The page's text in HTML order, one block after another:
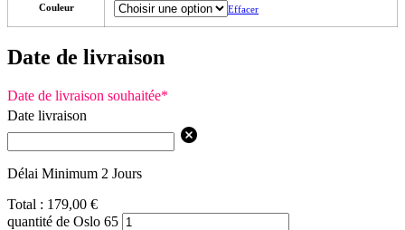
Couleur Effacer
Date de livraison
Date de livraison souhaitée*
Date livraison
Délai Minimum 2 Jours
Total : 179,00 €
quantité de Oslo 65